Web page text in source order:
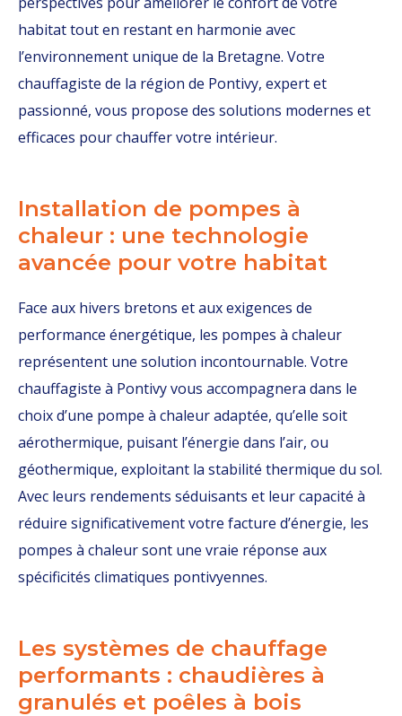
habitat tout en restant en harmonie avec
l’environnement unique de la Bretagne. Votre
chauffagiste de la région de Pontivy, expert et
passionné, vous propose des solutions modernes et
efficaces pour chauffer votre intérieur.
Installation de pompes à
chaleur : une technologie
avancée pour votre habitat
Face aux hivers bretons et aux exigences de
performance énergétique, les pompes à chaleur
représentent une solution incontournable. Votre
chauffagiste à Pontivy vous accompagnera dans le
choix d’une pompe à chaleur adaptée, qu’elle soit
aérothermique, puisant l’énergie dans l’air, ou
géothermique, exploitant la stabilité thermique du sol.
Avec leurs rendements séduisants et leur capacité à
réduire significativement votre facture d’énergie, les
pompes à chaleur sont une vraie réponse aux
spécificités climatiques pontivyennes.
Les systèmes de chauffage
performants : chaudières à
granulés et poêles à bois